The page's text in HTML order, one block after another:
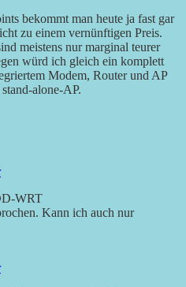
bekommt man heute ja fast gar
zu einem vernünftigen Preis.
meistens nur marginal teurer
würd ich gleich ein komplett
Modem, Router und AP
alone-AP.
WRT
Kann ich auch nur